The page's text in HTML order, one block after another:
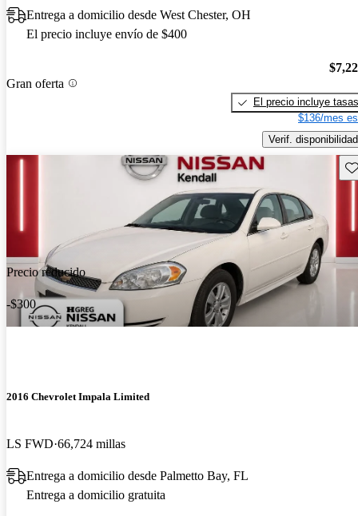
Entrega a domicilio desde West Chester, OH
El precio incluye envío de $400
Gran oferta
El precio incluye tasas
$136/mes
Verif. disponibilidad
Precio reducido
-$300
2016 Chevrolet Impala Limited
LS FWD 66,724 millas
Entrega a domicilio desde Palmetto Bay, FL
Entrega a domicilio gratuita